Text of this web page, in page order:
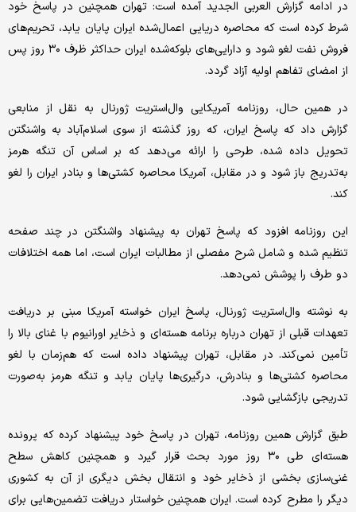
در ادامه گزارش العربی الجدید آمده است: تهران همچنین در پاسخ خود
شرط کرده است که محاصره دریایی اعمال‌شده ایران پایان یابد، تحریم‌های
فروش نفت لغو شود و دارایی‌های بلوکه‌شده ایران حداکثر ظرف ۳۰ روز پس
از امضای تفاهم اولیه آزاد گردد.
در همین حال، روزنامه آمریکایی وال‌استریت ژورنال به نقل از منابعی
گزارش داد که پاسخ ایران، که روز گذشته از سوی اسلام‌آباد به واشنگتن
تحویل داده شده، طرحی را ارائه می‌دهد که بر اساس آن تنگه هرمز
به‌تدریج باز شود و در مقابل، آمریکا محاصره کشتی‌ها و بنادر ایران را لغو
کند.
این روزنامه افزود که پاسخ تهران به پیشنهاد واشنگتن در چند صفحه
تنظیم شده و شامل شرح مفصلی از مطالبات ایران است، اما همه اختلافات
دو طرف را پوشش نمی‌دهد.
به نوشته وال‌استریت ژورنال، پاسخ ایران خواسته آمریکا مبنی بر دریافت
تعهدات قبلی از تهران درباره برنامه هسته‌ای و ذخایر اورانیوم با غنای بالا را
تأمین نمی‌کند. در مقابل، تهران پیشنهاد داده است که هم‌زمان با لغو
محاصره کشتی‌ها و بنادرش، درگیری‌ها پایان یابد و تنگه هرمز به‌صورت
تدریجی بازگشایی شود.
طبق گزارش همین روزنامه، تهران در پاسخ خود پیشنهاد کرده که پرونده
هسته‌ای طی ۳۰ روز مورد بحث قرار گیرد و همچنین کاهش سطح
غنی‌سازی بخشی از ذخایر خود و انتقال بخش دیگری از آن به کشوری
دیگر را مطرح کرده است. ایران همچنین خواستار دریافت تضمین‌هایی برای